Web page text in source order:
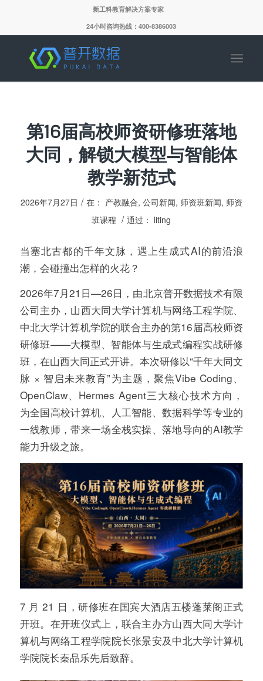
新工科教育解决方案专家
24小时咨询热线：400-8386003
第16届高校师资研修班落地
大同，解锁大模型与智能体
教学新范式
2026年7月27日 / 在： 产教融合, 公司新闻, 师资班新闻, 师资
班课程 / 通过： liting
当塞北古都的千年文脉，遇上生成式AI的前沿浪
潮，会碰撞出怎样的火花？
2026年7月21日—26日，由北京普开数据技术有限
公司主办，山西大同大学计算机与网络工程学院、
中北大学计算机学院的联合主办的第16届高校师资
研修班——大模型、智能体与生成式编程实战研修
班，在山西大同正式开讲。本次研修以“千年大同文
脉 × 智启未来教育”为主题，聚焦Vibe Coding、
OpenClaw、Hermes Agent三大核心技术方向，
为全国高校计算机、人工智能、数据科学等专业的
一线教师，带来一场全栈实操、落地导向的AI教学
能力升级之旅。
7 月 21 日，研修班在国宾大酒店五楼蓬莱阁正式
开班。在开班仪式上，联合主办方山西大同大学计
算机与网络工程学院院长张景安及中北大学计算机
学院院长秦品乐先后致辞。